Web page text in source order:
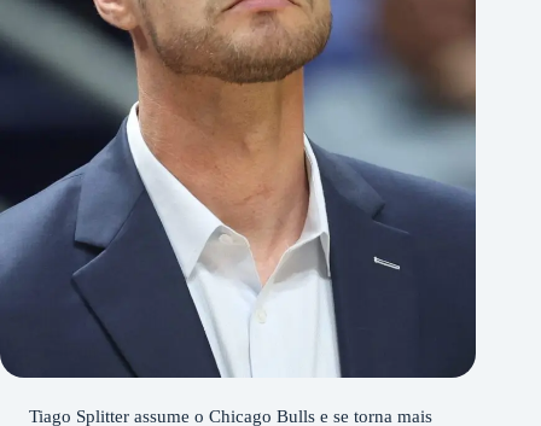
Tiago Splitter assume o Chicago Bulls e se torna mais